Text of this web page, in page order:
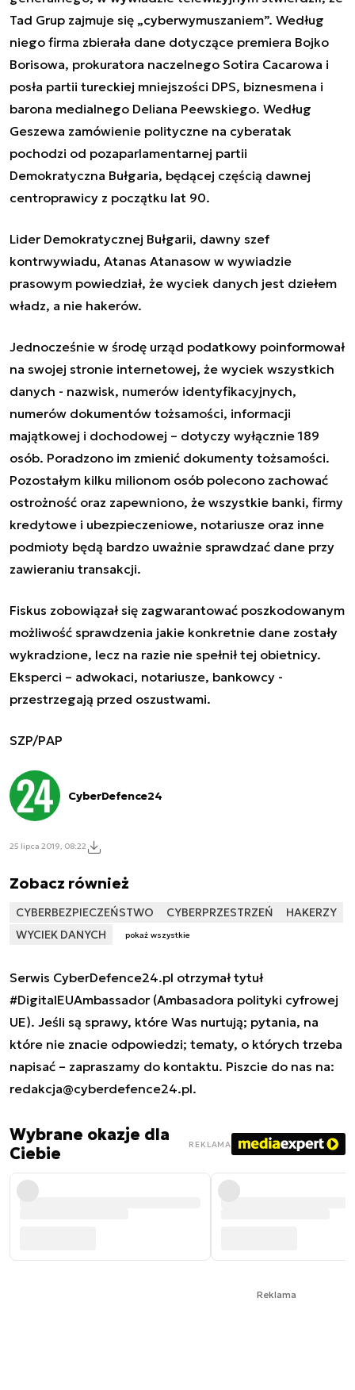
Tad Grup zajmuje się „cyberwymuszaniem”. Według
niego firma zbierała dane dotyczące premiera Bojko
Borisowa, prokuratora naczelnego Sotira Cacarowa i
posła partii tureckiej mniejszości DPS, biznesmena i
barona medialnego Deliana Peewskiego. Według
Geszewa zamówienie polityczne na cyberatak
pochodzi od pozaparlamentarnej partii
Demokratyczna Bułgaria, będącej częścią dawnej
centroprawicy z początku lat 90.
Lider Demokratycznej Bułgarii, dawny szef
kontrwywiadu, Atanas Atanasow w wywiadzie
prasowym powiedział, że wyciek danych jest dziełem
władz, a nie hakerów.
Jednocześnie w środę urząd podatkowy poinformował
na swojej stronie internetowej, że wyciek wszystkich
danych - nazwisk, numerów identyfikacyjnych,
numerów dokumentów tożsamości, informacji
majątkowej i dochodowej – dotyczy wyłącznie 189
osób. Poradzono im zmienić dokumenty tożsamości.
Pozostałym kilku milionom osób polecono zachować
ostrożność oraz zapewniono, że wszystkie banki, firmy
kredytowe i ubezpieczeniowe, notariusze oraz inne
podmioty będą bardzo uważnie sprawdzać dane przy
zawieraniu transakcji.
Fiskus zobowiązał się zagwarantować poszkodowanym
możliwość sprawdzenia jakie konkretnie dane zostały
wykradzione, lecz na razie nie spełnił tej obietnicy.
Eksperci – adwokaci, notariusze, bankowcy -
przestrzegają przed oszustwami.
SZP/PAP
CyberDefence24
25 lipca 2019, 08:22
Zobacz również
CYBERBEZPIECZEŃSTWO CYBERPRZESTRZEŃ
HAKERZY
WYCIEK DANYCH
pokaż wszystkie
Serwis CyberDefence24.pl otrzymał tytuł
#DigitalEUAmbassador (Ambasadora polityki cyfrowej
UE). Jeśli są sprawy, które Was nurtują; pytania, na
które nie znacie odpowiedzi; tematy, o których trzeba
napisać – zapraszamy do kontaktu. Piszcie do nas na:
redakcja@cyberdefence24.pl.
Wybrane okazje dla
Ciebie
REKLAMA
Reklama